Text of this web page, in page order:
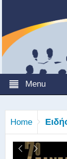
Menu
Home